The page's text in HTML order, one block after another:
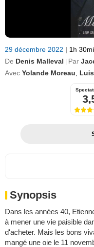
29 décembre 2022 | 1h
De Denis Malleval Par
Avec Yolande Moreau
Synopsis
Dans les années 40,
à mener une vie paisible
d'acheter. Mais les bons
mangé une oie le 11